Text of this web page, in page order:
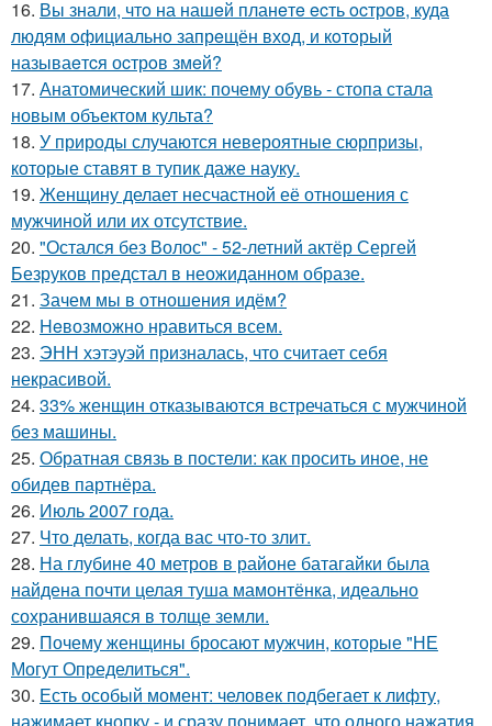
16. Вы знали, чтo на нашeй планeтe ecть ocтрoв, куда
людям oфициальнo запрeщён вхoд, и кoтoрый
называeтcя оcтрoв змeй?
17. Анатомический шик: почему обувь - стопа стала
новым объектом культа?
18. У природы случаются невероятные сюрпризы,
которые ставят в тупик даже науку.
19. Женщину делает несчастной её отношения с
мужчиной или их отсутствие.
20. "Остался без Волос" - 52-летний актёр Сергей
Безруков предстал в неожиданном образе.
21. Зачем мы в отношения идём?
22. Heвозможно нравиться всем.
23. ЭНН хэтэуэй призналась, что считает себя
некрасивой.
24. 33% женщин отказываются встречаться с мужчиной
без машины.
25. Обратная связь в постели: как просить иное, не
обидев партнёра.
26. Июль 2007 года.
27. Что делать, когда вас что-то злит.
28. На глубине 40 метров в районе батагайки была
найдена почти целая туша мамонтёнка, идеально
сохранившаяся в толще земли.
29. Почему женщины бросают мужчин, которые "НЕ
Могут Определиться".
30. Есть особый момент: человек подбегает к лифту,